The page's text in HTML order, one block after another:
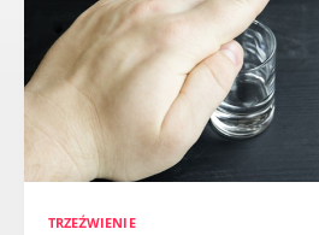
TRZEŹWIENIE